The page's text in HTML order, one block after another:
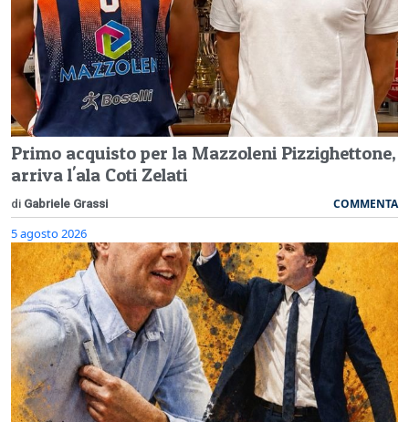
Primo acquisto per la Mazzoleni Pizzighettone,
arriva l'ala Coti Zelati
di Gabriele Grassi COMMENTA
5 agosto 2026